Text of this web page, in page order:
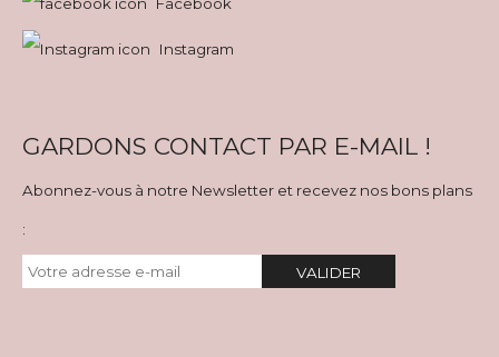
Instagram
GARDONS CONTACT PAR E-MAIL !
Abonnez-vous à notre Newsletter et recevez nos bons plans
:
VALIDER